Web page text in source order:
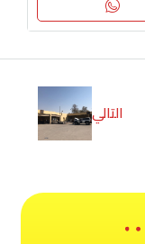
التالي